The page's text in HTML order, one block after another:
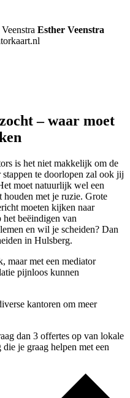
Esther Veenstra
– waar moet
is het niet makkelijk om de
te doorlopen zal ook jij
moet natuurlijk wel een
met je ruzie. Grote
moeten kijken naar
het beëindigen van
en wil je scheiden? Dan
in Hulsberg.
maar met een mediator
pijnloos kunnen
kantoren om meer
dan 3 offertes op van lokale
je graag helpen met een